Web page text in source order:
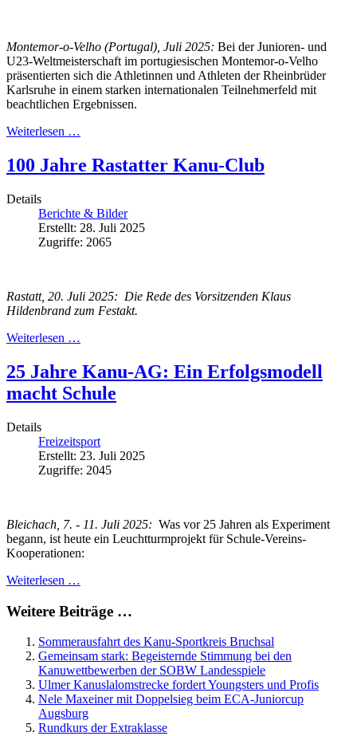
Montemor-o-Velho (Portugal), Juli 2025: Bei der Junioren- und
U23-Weltmeisterschaft im portugiesischen Montemor-o-Velho
präsentierten sich die Athletinnen und Athleten der Rheinbrüder
Karlsruhe in einem starken internationalen Teilnehmerfeld mit
beachtlichen Ergebnissen.
Weiterlesen …
100 Jahre Rastatter Kanu-Club
Details
Berichte & Bilder
Erstellt: 28. Juli 2025
Zugriffe: 2065
Rastatt, 20. Juli 2025: Die Rede des Vorsitzenden Klaus
Hildenbrand zum Festakt.
Weiterlesen …
25 Jahre Kanu-AG: Ein Erfolgsmodell
macht Schule
Details
Freizeitsport
Erstellt: 23. Juli 2025
Zugriffe: 2045
Bleichach, 7. - 11. Juli 2025: Was vor 25 Jahren als Experiment
begann, ist heute ein Leuchtturmprojekt für Schule-Vereins-
Kooperationen:
Weiterlesen …
Weitere Beiträge …
Sommerausfahrt des Kanu-Sportkreis Bruchsal
Gemeinsam stark: Begeisternde Stimmung bei den
Kanuwettbewerben der SOBW Landesspiele
Ulmer Kanuslalomstrecke fordert Youngsters und Profis
Nele Maxeiner mit Doppelsieg beim ECA-Juniorcup
Augsburg
Rundkurs der Extraklasse